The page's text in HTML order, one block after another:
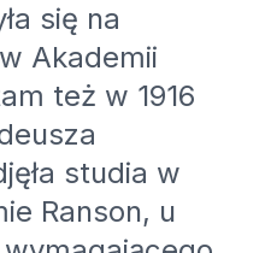
się na
Akademii
też w 1916
studia w
Ranson, u